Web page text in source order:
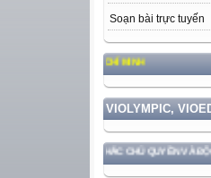
Soạn bài trực tuyến
VIOLYMPIC,
VỆ VỮNG CHẮC CHỦ QUYỀN VÀ ĐỘC LẬP